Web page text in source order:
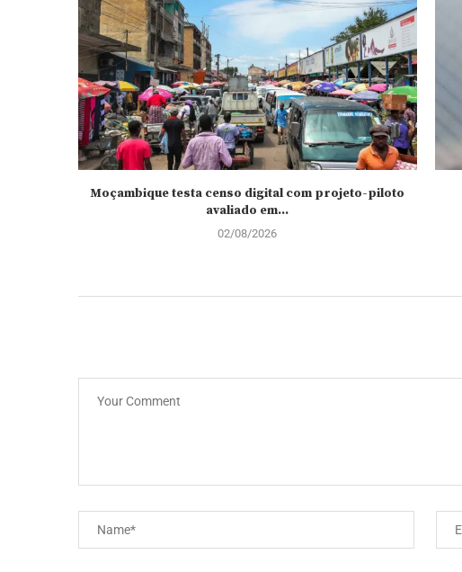
Moçambique testa censo digital com projeto-piloto
avaliado em...
02/08/2026